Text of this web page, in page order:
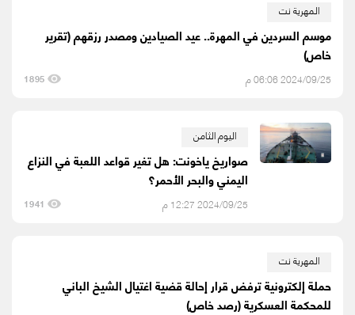
المهرية نت
موسم السردين في المهرة.. عيد الصيادين ومصدر رزقهم (تقرير
خاص)
2024/09/25 06:06 م 1895
اليوم الثامن
صواريخ ياخونت: هل تغير قواعد اللعبة في النزاع
اليمني والبحر الأحمر؟
2024/09/25 12:27 م 1941
المهرية نت
حملة إلكترونية ترفض قرار إحالة قضية اغتيال الشيخ الباني
للمحكمة العسكرية (رصد خاص)